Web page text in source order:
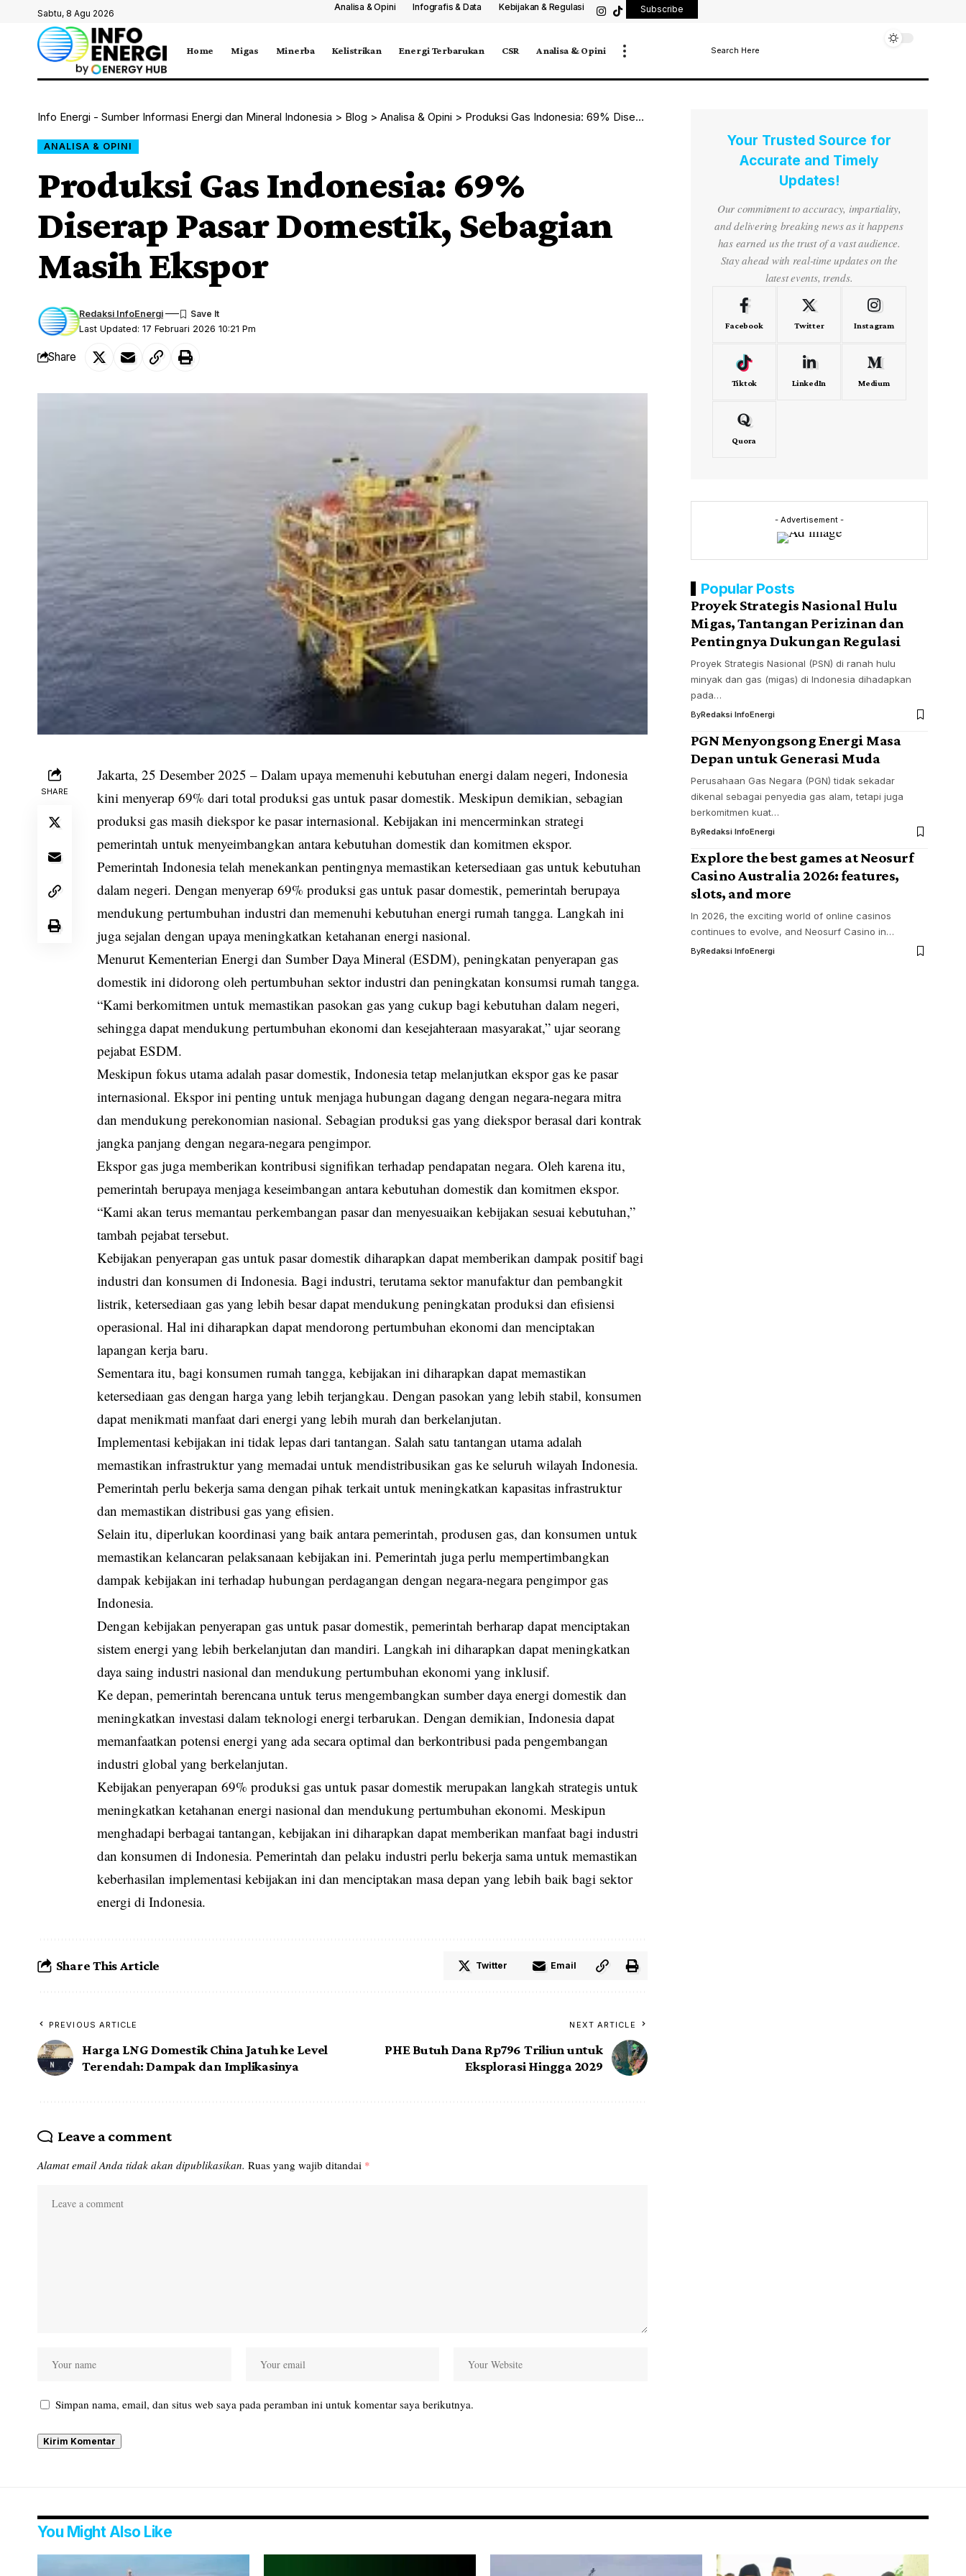
Sabtu, 8 Agu 2026
Analisa & Opini Infografis & Data Kebijakan & Regulasi Subscribe
Home Migas Minerba Kelistrikan Energi Terbarukan CSR Analisa & Opini Search Here
Info Energi - Sumber Informasi Energi dan Mineral Indonesia > Blog > Analisa & Opini > Produksi Gas Indonesia: 69% Diserap Pasar Domestik, Sebagian Masih Ekspor
ANALISA & OPINI
Produksi Gas Indonesia: 69%
Diserap Pasar Domestik, Sebagian
Masih Ekspor
Last Updated: 17 Februari 2026 10:21 Pm
Redaksi InfoEnergi
Share
SHARE
Jakarta, 25 Desember 2025 – Dalam upaya memenuhi kebutuhan energi dalam negeri, Indonesia
kini menyerap 69% dari total produksi gas untuk pasar domestik. Meskipun demikian, sebagian
produksi gas masih diekspor ke pasar internasional. Kebijakan ini mencerminkan strategi
pemerintah untuk menyeimbangkan antara kebutuhan domestik dan komitmen ekspor.
Pemerintah Indonesia telah menekankan pentingnya memastikan ketersediaan gas untuk kebutuhan
dalam negeri. Dengan menyerap 69% produksi gas untuk pasar domestik, pemerintah berupaya
mendukung pertumbuhan industri dan memenuhi kebutuhan energi rumah tangga. Langkah ini
juga sejalan dengan upaya meningkatkan ketahanan energi nasional.
Menurut Kementerian Energi dan Sumber Daya Mineral (ESDM), peningkatan penyerapan gas
domestik ini didorong oleh pertumbuhan sektor industri dan peningkatan konsumsi rumah tangga.
“Kami berkomitmen untuk memastikan pasokan gas yang cukup bagi kebutuhan dalam negeri,
sehingga dapat mendukung pertumbuhan ekonomi dan kesejahteraan masyarakat,” ujar seorang
pejabat ESDM.
Meskipun fokus utama adalah pasar domestik, Indonesia tetap melanjutkan ekspor gas ke pasar
internasional. Ekspor ini penting untuk menjaga hubungan dagang dengan negara-negara mitra
dan mendukung perekonomian nasional. Sebagian produksi gas yang diekspor berasal dari kontrak
jangka panjang dengan negara-negara pengimpor.
Ekspor gas juga memberikan kontribusi signifikan terhadap pendapatan negara. Oleh karena itu,
pemerintah berupaya menjaga keseimbangan antara kebutuhan domestik dan komitmen ekspor.
“Kami akan terus memantau perkembangan pasar dan menyesuaikan kebijakan sesuai kebutuhan,”
tambah pejabat tersebut.
Kebijakan penyerapan gas untuk pasar domestik diharapkan dapat memberikan dampak positif bagi
industri dan konsumen di Indonesia. Bagi industri, terutama sektor manufaktur dan pembangkit
listrik, ketersediaan gas yang lebih besar dapat mendukung peningkatan produksi dan efisiensi
operasional. Hal ini diharapkan dapat mendorong pertumbuhan ekonomi dan menciptakan
lapangan kerja baru.
Sementara itu, bagi konsumen rumah tangga, kebijakan ini diharapkan dapat memastikan
ketersediaan gas dengan harga yang lebih terjangkau. Dengan pasokan yang lebih stabil, konsumen
dapat menikmati manfaat dari energi yang lebih murah dan berkelanjutan.
Implementasi kebijakan ini tidak lepas dari tantangan. Salah satu tantangan utama adalah
memastikan infrastruktur yang memadai untuk mendistribusikan gas ke seluruh wilayah Indonesia.
Pemerintah perlu bekerja sama dengan pihak terkait untuk meningkatkan kapasitas infrastruktur
dan memastikan distribusi gas yang efisien.
Selain itu, diperlukan koordinasi yang baik antara pemerintah, produsen gas, dan konsumen untuk
memastikan kelancaran pelaksanaan kebijakan ini. Pemerintah juga perlu mempertimbangkan
dampak kebijakan ini terhadap hubungan perdagangan dengan negara-negara pengimpor gas
Indonesia.
Dengan kebijakan penyerapan gas untuk pasar domestik, pemerintah berharap dapat menciptakan
sistem energi yang lebih berkelanjutan dan mandiri. Langkah ini diharapkan dapat meningkatkan
daya saing industri nasional dan mendukung pertumbuhan ekonomi yang inklusif.
Ke depan, pemerintah berencana untuk terus mengembangkan sumber daya energi domestik dan
meningkatkan investasi dalam teknologi energi terbarukan. Dengan demikian, Indonesia dapat
memanfaatkan potensi energi yang ada secara optimal dan berkontribusi pada pengembangan
industri global yang berkelanjutan.
Kebijakan penyerapan 69% produksi gas untuk pasar domestik merupakan langkah strategis untuk
meningkatkan ketahanan energi nasional dan mendukung pertumbuhan ekonomi. Meskipun
menghadapi berbagai tantangan, kebijakan ini diharapkan dapat memberikan manfaat bagi industri
dan konsumen di Indonesia. Pemerintah dan pelaku industri perlu bekerja sama untuk memastikan
keberhasilan implementasi kebijakan ini dan menciptakan masa depan yang lebih baik bagi sektor
energi di Indonesia.
Share This Article Twitter Email
PREVIOUS ARTICLE
Harga LNG Domestik China Jatuh ke Level
Terendah: Dampak dan Implikasinya
NEXT ARTICLE
PHE Butuh Dana Rp796 Triliun untuk
Eksplorasi Hingga 2029
Leave a comment
Alamat email Anda tidak akan dipublikasikan. Ruas yang wajib ditandai *
Simpan nama, email, dan situs web saya pada peramban ini untuk komentar saya berikutnya.
Your Trusted Source for
Accurate and Timely
Updates!
Our commitment to accuracy, impartiality,
and delivering breaking news as it happens
has earned us the trust of a vast audience.
Stay ahead with real-time updates on the
latest events, trends.
Facebook Twitter Instagram
Tiktok LinkedIn Medium
Quora
- Advertisement -
Popular Posts
Proyek Strategis Nasional Hulu
Migas, Tantangan Perizinan dan
Pentingnya Dukungan Regulasi
Proyek Strategis Nasional (PSN) di ranah hulu
minyak dan gas (migas) di Indonesia dihadapkan
pada…
ByRedaksi InfoEnergi
PGN Menyongsong Energi Masa
Depan untuk Generasi Muda
Perusahaan Gas Negara (PGN) tidak sekadar
dikenal sebagai penyedia gas alam, tetapi juga
berkomitmen kuat…
ByRedaksi InfoEnergi
Explore the best games at Neosurf
Casino Australia 2026: features,
slots, and more
In 2026, the exciting world of online casinos
continues to evolve, and Neosurf Casino in…
ByRedaksi InfoEnergi
You Might Also Like